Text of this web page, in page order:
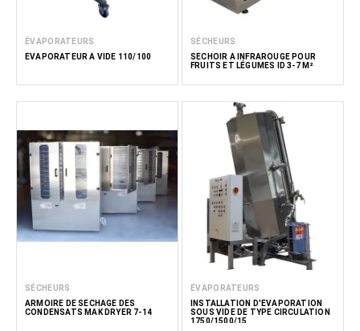
ÉVAPORATEURS
ÉVAPORATEUR À VIDE 110/100
SÉCHEURS
SÉCHOIR À INFRAROUGE POUR
FRUITS ET LÉGUMES ID 3-7 M²
SÉCHEURS
ARMOIRE DE SÉCHAGE DES
CONDENSATS MAK DRYER 7-14
ÉVAPORATEURS
INSTALLATION D'ÉVAPORATION
SOUS VIDE DE TYPE CIRCULATION
1750/1500/15